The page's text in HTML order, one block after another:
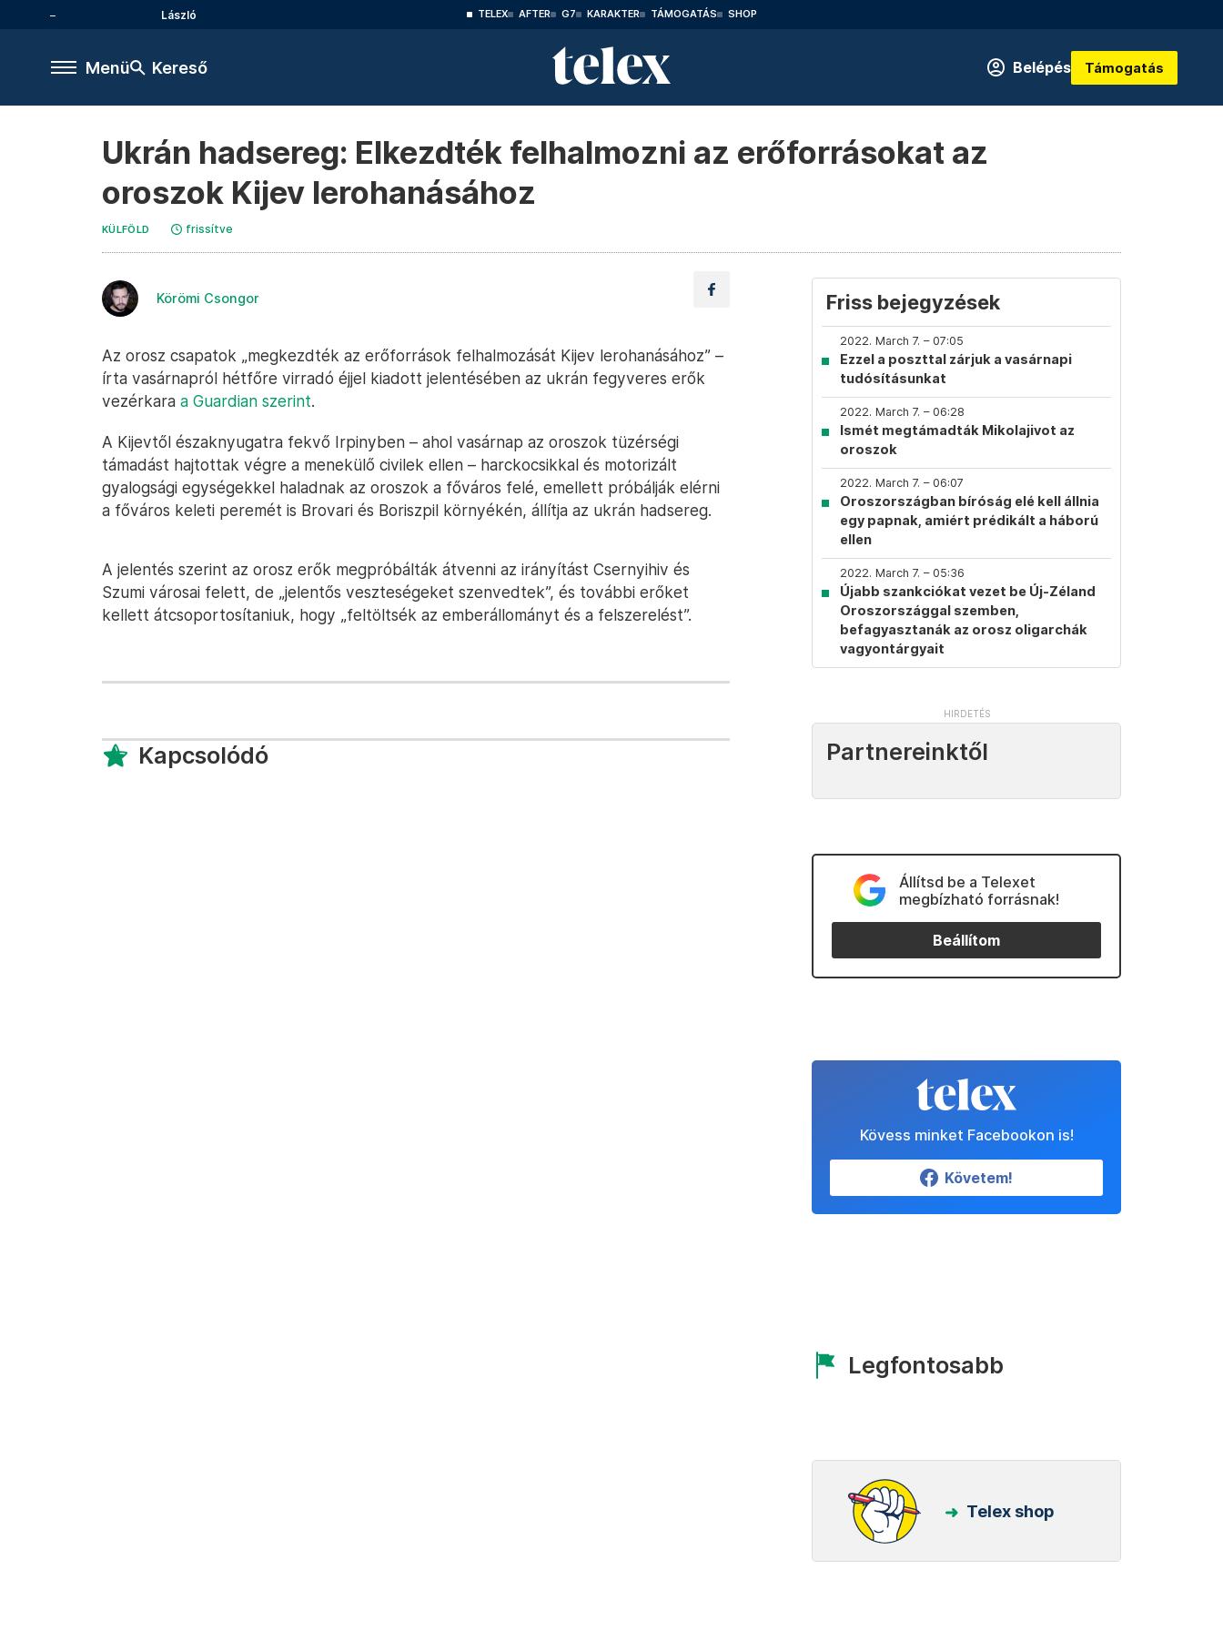
László TELEX AFTER G7 KARAKTER TÁMOGATÁS SHOP
Menü Kereső Belépés Támogatás
Ukrán hadsereg: Elkezdték felhalmozni az erőforrásokat az
oroszok Kijev lerohanásához
KÜLFÖLD frissítve
Körömi Csongor
Az orosz csapatok „megkezdték az erőforrások felhalmozását Kijev lerohanásához” –
írta vasárnapról hétfőre virradó éjjel kiadott jelentésében az ukrán fegyveres erők
vezérkara a Guardian szerint.
A Kijevtől északnyugatra fekvő Irpinyben – ahol vasárnap az oroszok tüzérségi
támadást hajtottak végre a menekülő civilek ellen – harckocsikkal és motorizált
gyalogsági egységekkel haladnak az oroszok a főváros felé, emellett próbálják elérni
a főváros keleti peremét is Brovari és Boriszpil környékén, állítja az ukrán hadsereg.
A jelentés szerint az orosz erők megpróbálták átvenni az irányítást Csernyihiv és
Szumi városai felett, de „jelentős veszteségeket szenvedtek”, és további erőket
kellett átcsoportosítaniuk, hogy „feltöltsék az emberállományt és a felszerelést”.
Kapcsolódó
Friss bejegyzések
2022. March 7. – 07:05
Ezzel a poszttal zárjuk a vasárnapi
tudósításunkat
2022. March 7. – 06:28
Ismét megtámadták Mikolajivot az
oroszok
2022. March 7. – 06:07
Oroszországban bíróság elé kell állnia
egy papnak, amiért prédikált a háború
ellen
2022. March 7. – 05:36
Újabb szankciókat vezet be Új-Zéland
Oroszországgal szemben,
befagyasztanák az orosz oligarchák
vagyontárgyait
Partnereinktől
Állítsd be a Telexet
megbízható forrásnak!
Beállítom
Kövess minket Facebookon is!
Követem!
Legfontosabb
Telex shop